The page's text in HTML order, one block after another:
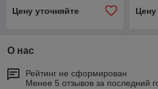
Цену уточняйте
Цену
О нас
Рейтинг не сформирован
Менее 5 отзывов за последний